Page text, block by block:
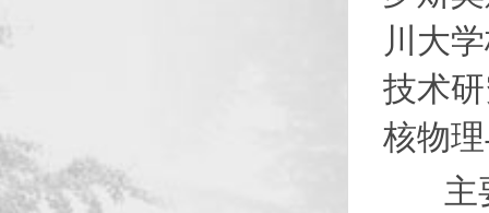
川大
技术
核物
主要